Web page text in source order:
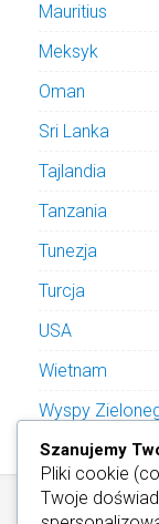
Mauritius
Meksyk
Oman
Sri Lanka
Tajlandia
Tanzania
Tunezja
Turcja
USA
Wietnam
Wyspy
Szanujemy
Pliki cookie
Twoje